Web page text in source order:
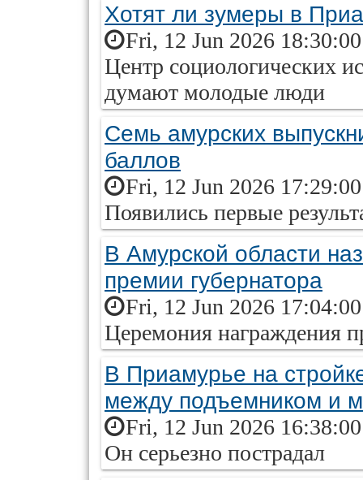
Хотят ли зумеры в
Fri, 12 Jun 2026
Центр социологических
думают молодые люди
Семь амурских
баллов
Fri, 12 Jun 2026
Появились первые
В Амурской области
премии губернатора
Fri, 12 Jun 2026
Церемония награждения
В Приамурье на
между подъемником и
Fri, 12 Jun 2026
Он серьезно пострадал